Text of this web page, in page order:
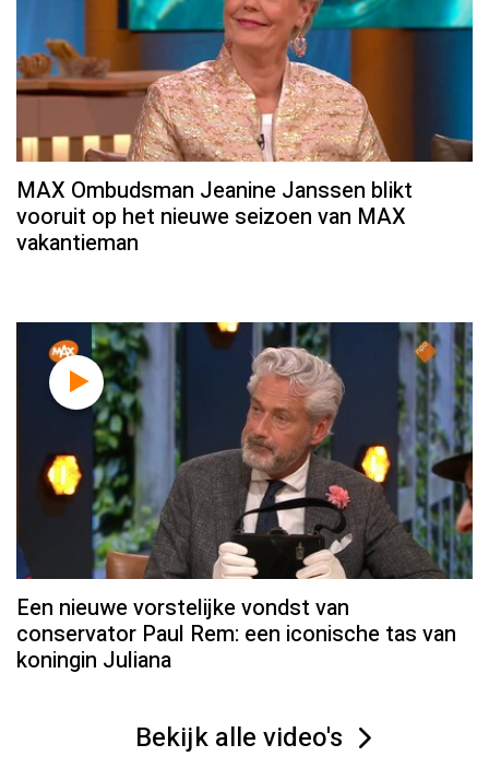
MAX Ombudsman Jeanine Janssen blikt
vooruit op het nieuwe seizoen van MAX
vakantieman
Een nieuwe vorstelijke vondst van
conservator Paul Rem: een iconische tas van
koningin Juliana
Bekijk alle video's